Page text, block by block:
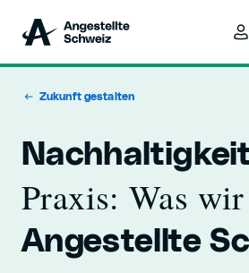
Zukunft gestalten
Praxis: Was
Angestellte